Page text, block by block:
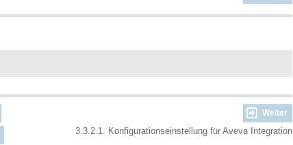
Weiter
3.3.2.1. Konfigurationseinstellung für Aveva Integration